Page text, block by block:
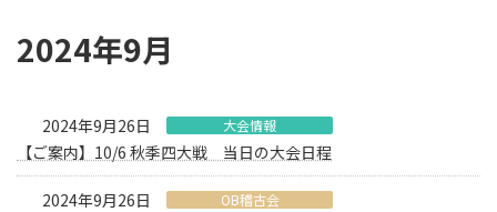
2024年9月
2024年9月26日 大会情報
【ご案内】10/6 秋季四大戦 当日の大会日程
2024年9月26日 OB稽古会